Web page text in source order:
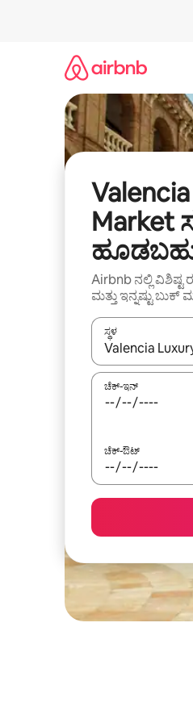
Market
Airbnb ನಲ್ಲಿ ವಿಶಿಷ್ಟ
ಮತ್ತು ಇನ್ನಷ್ಟು ಬುಕ್
ಸ್ಥಳ
ಫಲಿತಾಂಶಗಳು
ಚೆಕ್-ಇನ್
ಚೆಕ್-ಔಟ್